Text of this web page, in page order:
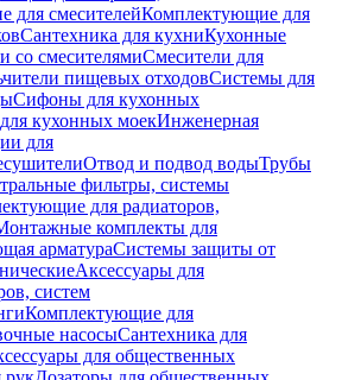
для смесителейКомплектующие для
Сантехника для кухниКухонные
со смесителямиСмесители для
пищевых отходовСистемы для
Сифоны для кухонных
кухонных моекИнженерная
для
Отвод и подвод водыТрубы
фильтры, системы
для радиаторов,
комплекты для
арматураСистемы защиты от
Аксессуары для
систем
Комплектующие для
насосыСантехника для
для общественных